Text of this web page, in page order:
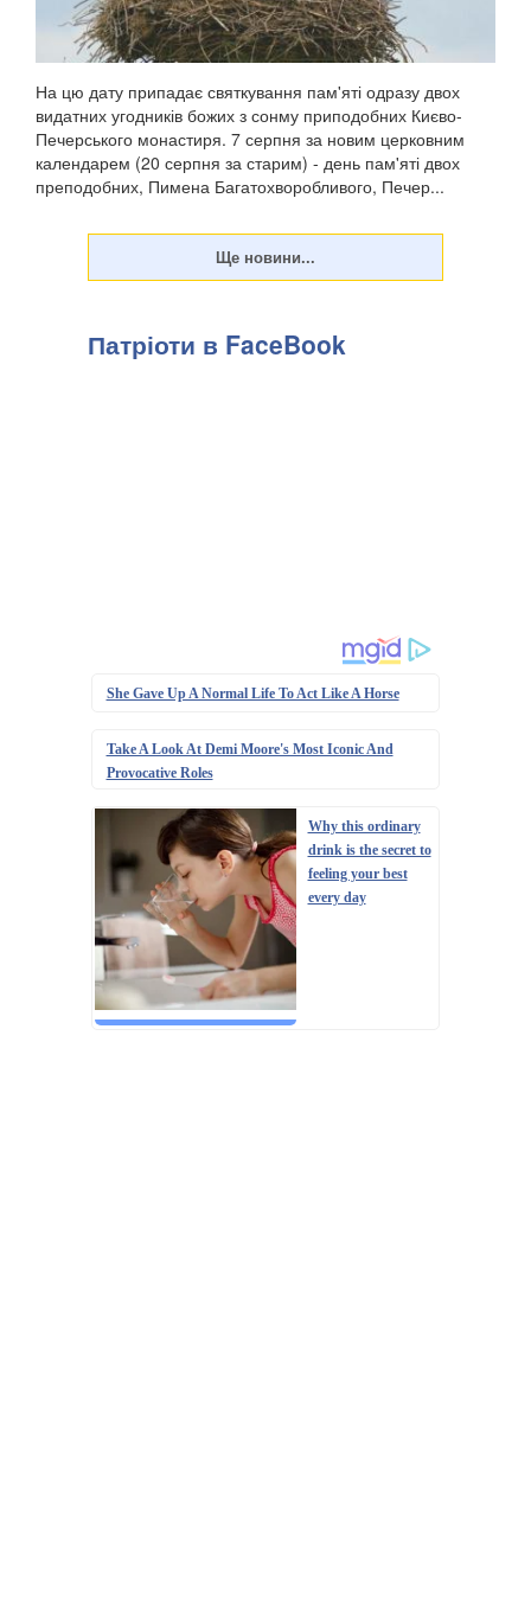
На цю дату припадає святкування пам'яті одразу двох
видатних угодників божих з сонму приподобних Києво-
Печерського монастиря. 7 серпня за новим церковним
календарем (20 серпня за старим) - день пам'яті двох
преподобних, Пимена Багатохворобливого, Печер...
Патріоти в FaceBook
She Gave Up A Normal Life To Act Like A Horse
Take A Look At Demi Moore's Most Iconic And
Provocative Roles
Why this ordinary
drink is the secret to
feeling your best
every day